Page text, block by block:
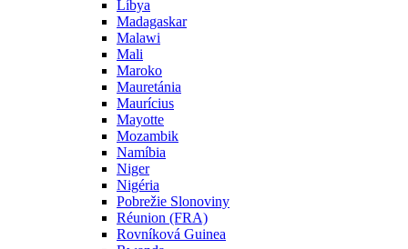
Líbya
Madagaskar
Malawi
Mali
Maroko
Mauretánia
Maurícius
Mayotte
Mozambik
Namíbia
Niger
Nigéria
Pobrežie Slonoviny
Réunion (FRA)
Rovníková Guinea